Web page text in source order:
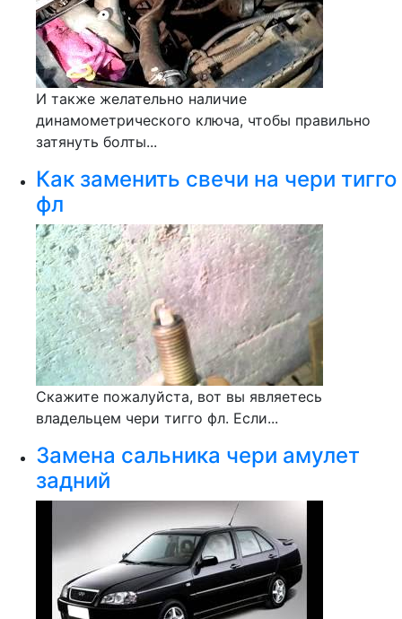
И также желательно наличие
динамометрического ключа, чтобы правильно
затянуть болты...
Как заменить свечи на чери тигго
фл
Скажите пожалуйста, вот вы являетесь
владельцем чери тигго фл. Если...
Замена сальника чери амулет
задний